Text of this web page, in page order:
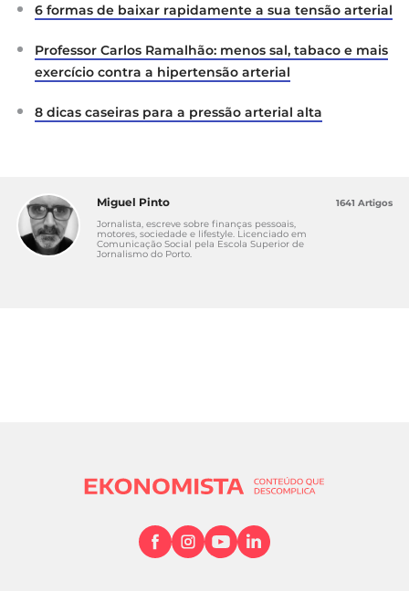
6 formas de baixar rapidamente a sua tensão arterial
Professor Carlos Ramalhão: menos sal, tabaco e mais
exercício contra a hipertensão arterial
8 dicas caseiras para a pressão arterial alta
Miguel Pinto
Jornalista, escreve sobre finanças pessoais,
motores, sociedade e lifestyle. Licenciado em
Comunicação Social pela Escola Superior de
Jornalismo do Porto.
1641 Artigos